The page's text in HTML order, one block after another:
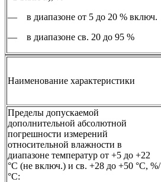
— в диапазоне от 5 до 20 % включ.
— в диапазоне св. 20 до 95 %
Наименование характеристики
Пределы допускаемой
дополнительной абсолютной
погрешности измерений
относительной влажности в
диапазоне температур от +5 до +22
°С (не включ.) и св. +28 до +50 °С, %/
°С: